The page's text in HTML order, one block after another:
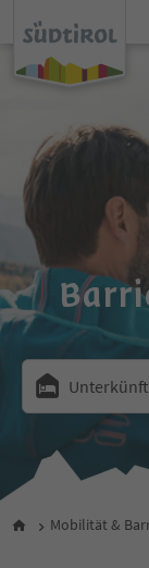
Mobilität &